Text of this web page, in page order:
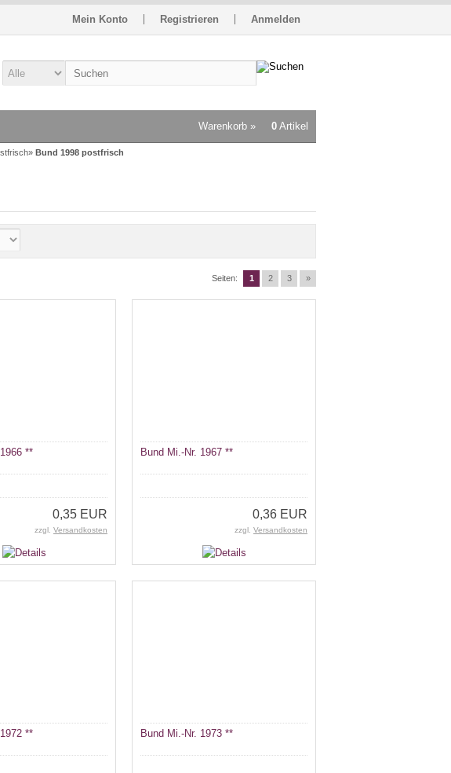
Mein Konto Registrieren Anmelden
Warenkorb » 0 Artikel
» Bund 1998 postfrisch
Seiten: 1 2 3 »
**
0,35 EUR
zzgl. Versandkosten
Bund Mi.-Nr. 1967 **
0,36 EUR
zzgl. Versandkosten
** Bund Mi.-Nr. 1973 **